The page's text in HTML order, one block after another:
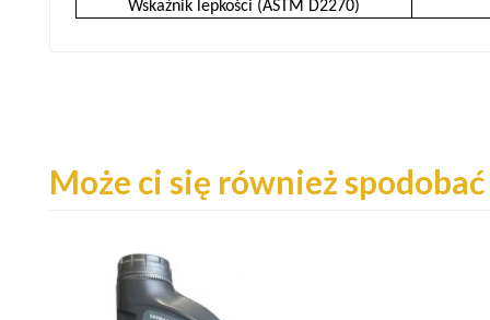
Wskaźnik lepkości (ASTM D2270)
Może ci się również spodobać